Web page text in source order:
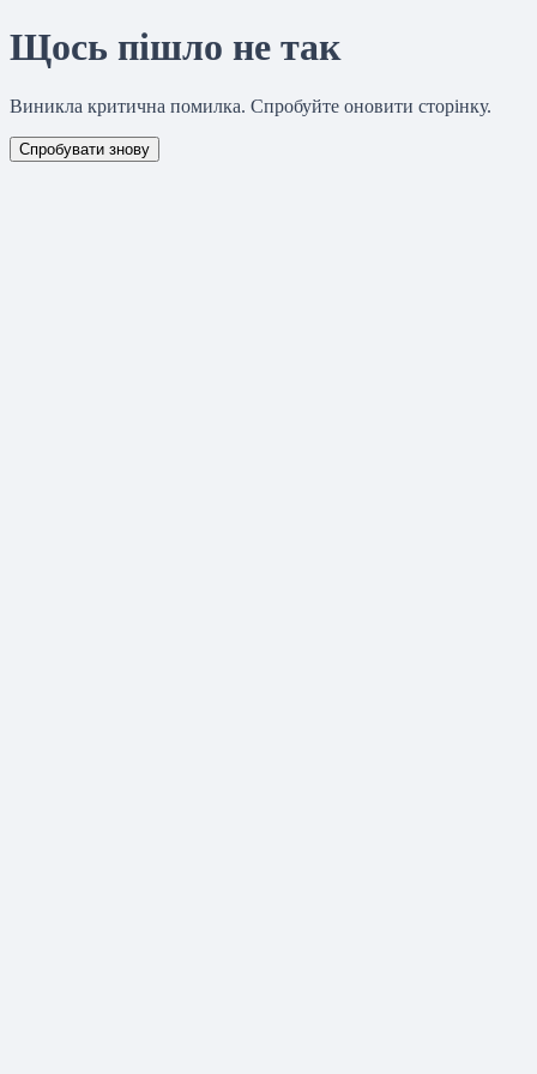
Щось пішло не так
Виникла критична помилка. Спробуйте оновити сторінку.
Спробувати знову